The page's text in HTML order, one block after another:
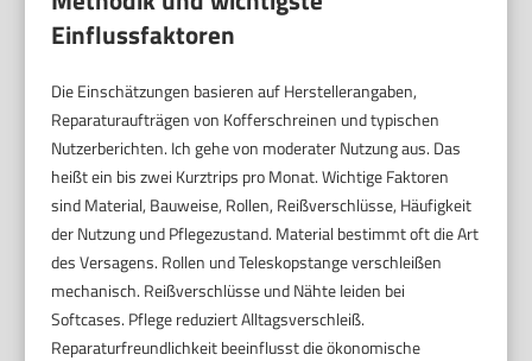
Einflussfaktoren
Die Einschätzungen basieren auf Herstellerangaben,
Reparaturaufträgen von Kofferschreinen und typischen
Nutzerberichten. Ich gehe von moderater Nutzung aus. Das
heißt ein bis zwei Kurztrips pro Monat. Wichtige Faktoren
sind Material, Bauweise, Rollen, Reißverschlüsse, Häufigkeit
der Nutzung und Pflegezustand. Material bestimmt oft die Art
des Versagens. Rollen und Teleskopstange verschleißen
mechanisch. Reißverschlüsse und Nähte leiden bei
Softcases. Pflege reduziert Alltagsverschleiß.
Reparaturfreundlichkeit beeinflusst die ökonomische